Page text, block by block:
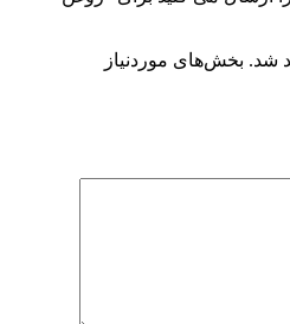
شد. بخش‌های موردنیاز